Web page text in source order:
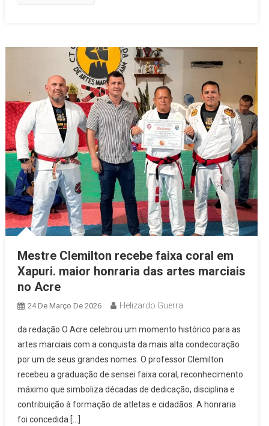
Mestre Clemilton recebe faixa coral em
Xapuri. maior honraria das artes marciais
no Acre
24 De Março De 2026 Helizardo Guerra
da redação O Acre celebrou um momento histórico para as
artes marciais com a conquista da mais alta condecoração
por um de seus grandes nomes. O professor Clemilton
recebeu a graduação de sensei faixa coral, reconhecimento
máximo que simboliza décadas de dedicação, disciplina e
contribuição à formação de atletas e cidadãos. A honraria
foi concedida […]